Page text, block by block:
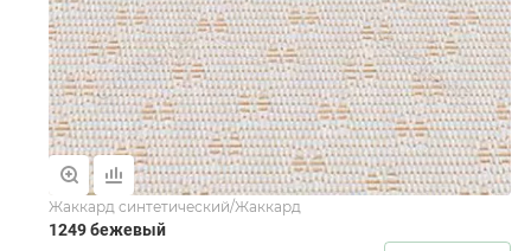
Жаккард синтетический/Жаккард
1249 бежевый